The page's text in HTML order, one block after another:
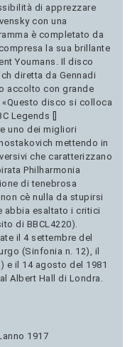
di apprezzare
con una
è completato da
la sua brillante
Youmans. Il disco
diretta da Gennadi
accolto con grande
disco si colloca
Legends []
uno dei migliori
mettendo in
che caratterizzano
Philharmonia
di tenebrosa
cè nulla da stupirsi
abbia esaltato i critici
di BBCL4220).
il 4 settembre del
(Sinfonia n. 12), il
e il 14 agosto del 1981
Albert Hall di Londra.
1917